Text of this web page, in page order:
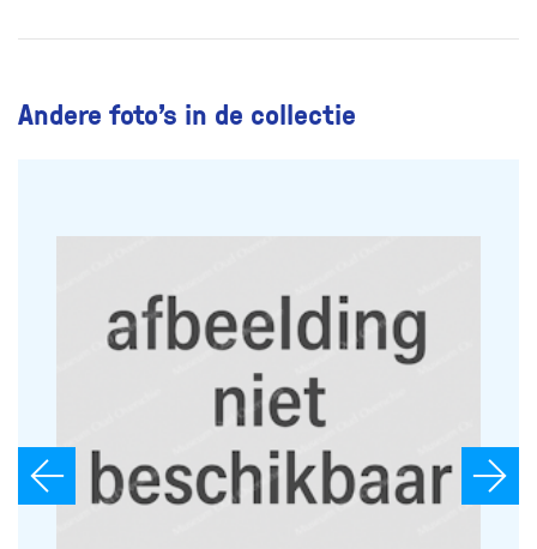
Andere foto’s in de collectie